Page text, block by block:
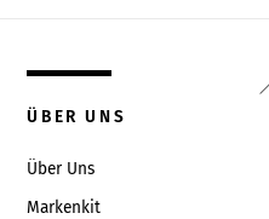
ÜBER UNS
Über Uns
Markenkit